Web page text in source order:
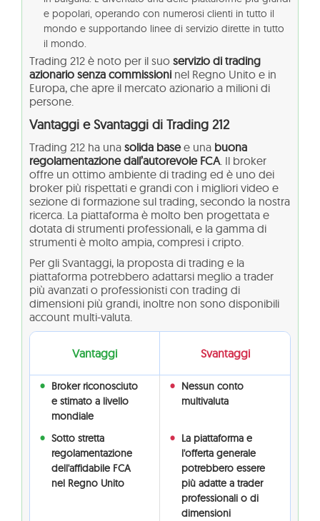
e popolari, operando con numerosi clienti in tutto il
mondo e supportando linee di servizio dirette in tutto
il mondo.
Trading 212 è noto per il suo servizio di trading
azionario senza commissioni nel Regno Unito e in
Europa, che apre il mercato azionario a milioni di
persone.
Vantaggi e Svantaggi di Trading 212
Trading 212 ha una solida basee una buona
regolamentazione dall’autorevole FCA. Il broker
offre un ottimo ambiente di trading ed è uno dei
broker più rispettati e grandi con i migliori video e
sezione di formazione sul trading, secondo la nostra
ricerca. La piattaforma è molto ben progettata e
dotata di strumenti professionali, e la gamma di
strumenti è molto ampia, compresi i cripto.
Per gli Svantaggi, la proposta di trading e la
piattaforma potrebbero adattarsi meglio a trader
più avanzati o professionisti con trading di
dimensioni più grandi, inoltre non sono disponibili
account multi-valuta.
Vantaggi Svantaggi
Broker riconosciuto
e stimato a livello
mondiale
Nessun conto
multivaluta
Sotto stretta
regolamentazione
dell'affidabile FCA
nel Regno Unito
La piattaforma e
l'offerta generale
potrebbero essere
più adatte a trader
professionali o di
dimensioni